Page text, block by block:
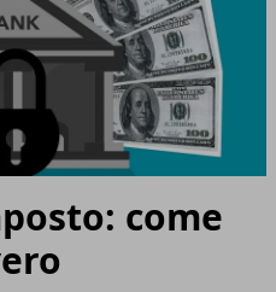
come